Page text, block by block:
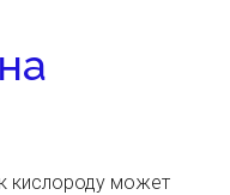
кислороду может